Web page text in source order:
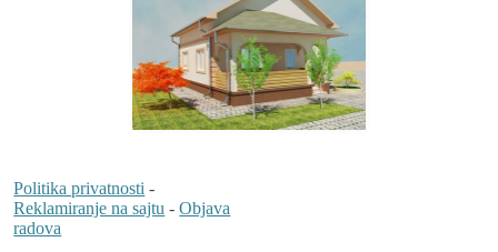
Politika privatnosti -
Reklamiranje na sajtu -Objava
radova